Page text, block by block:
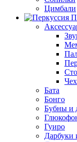
Цимбали
Бата
Бонго
Бубны и
Гуиро
Дарбуки